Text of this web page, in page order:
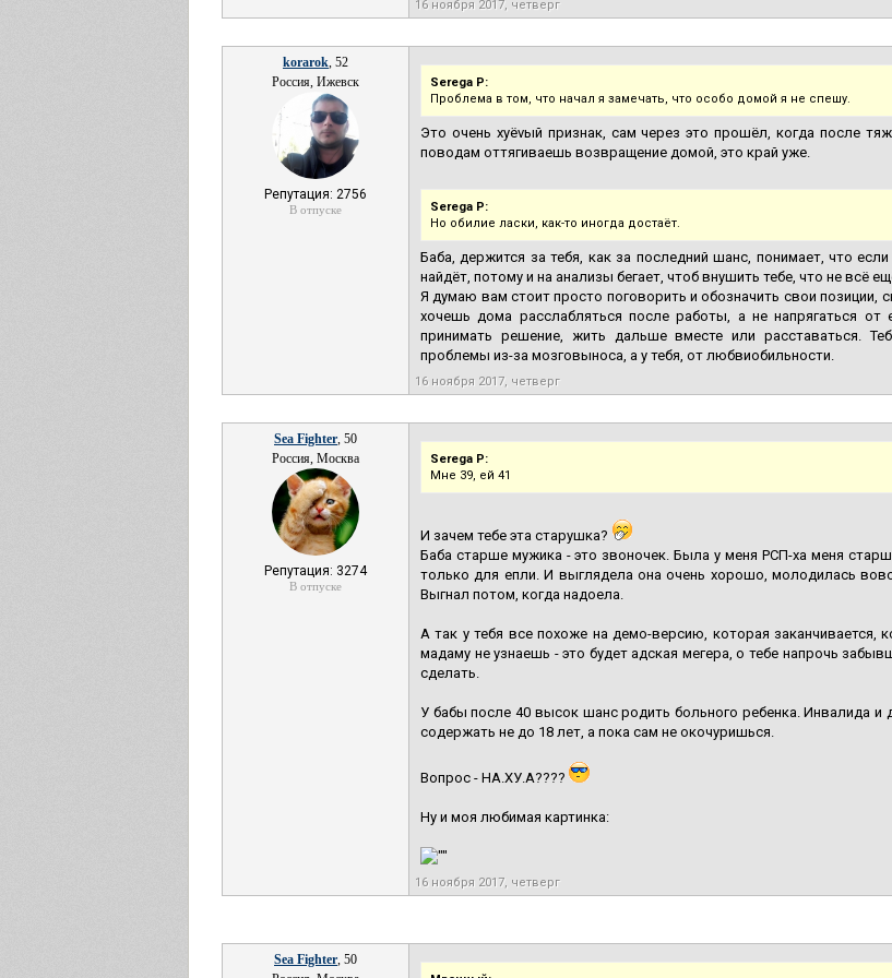
16 ноября 2017, четверг
korarok, 52
Россия, Ижевск
Репутация: 2756
В отпуске
Serega P:
Проблема в том, что начал я замечать, что особо домой я не спешу.
Это очень хуёvый признак, сам через это прошёл, когда после
поводам оттягиваешь возвращение домой, это край уже.
Serega P:
Но обилие ласки, как-то иногда достаёт.
Баба, держится за тебя, как за последний шанс, понимает, что
найдёт, потому и на анализы бегает, чтоб внушить тебе, что не всё
Я думаю вам стоит просто поговорить и обозначить свои позиции,
хочешь дома расслабляться после работы, а не напрягаться
принимать решение, жить дальше вместе или расставаться.
проблемы из-за мозговыноса, а у тебя, от любвиобильности.
16 ноября 2017, четверг
Sea Fighter, 50
Россия, Москва
Репутация: 3274
В отпуске
Serega P:
Мне 39, ей 41
И зачем тебе эта старушка?
Баба старше мужика - это звоночек. Была у меня РСП-ха меня
только для епли. И выглядела она очень хорошо, молодилась
Выгнал потом, когда надоела.
А так у тебя все похоже на демо-версию, которая заканчивается,
мадаму не узнаешь - это будет адская мегера, о тебе напрочь
сделать.
У бабы после 40 высок шанс родить больного ребенка. Инвалида
содержать не до 18 лет, а пока сам не окочуришься.
Вопрос - НА.ХУ.А????
Ну и моя любимая картинка:
16 ноября 2017, четверг
Sea Fighter, 50